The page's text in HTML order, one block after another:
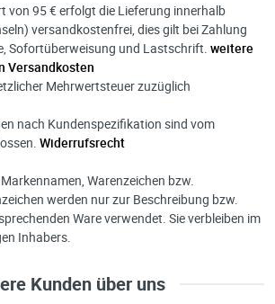
von 95 € erfolgt die Lieferung innerhalb
versandkostenfrei, dies gilt bei Zahlung
Sofortüberweisung und Lastschrift. weitere
Versandkosten
Mehrwertsteuer zuzüglich
nach Kundenspezifikation sind vom
Widerrufsrecht
Warenzeichen bzw.
werden nur zur Beschreibung bzw.
Ware verwendet. Sie verbleiben im
Inhabers.
Kunden über uns